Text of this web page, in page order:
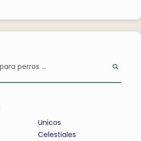
Unicos
Celestiales